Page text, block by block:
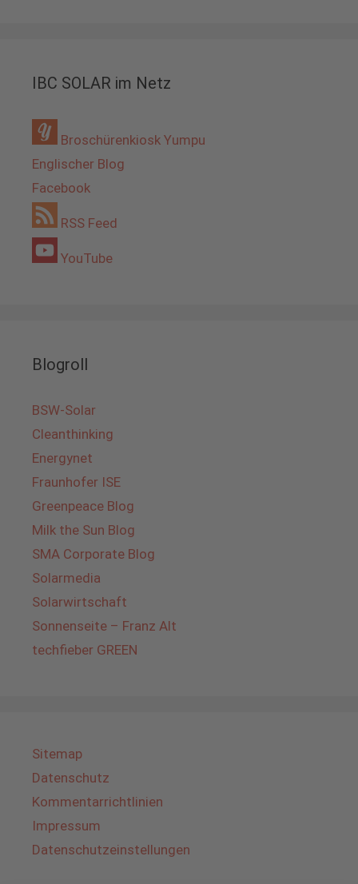
IBC SOLAR im Netz
Broschürenkiosk Yumpu
Englischer Blog
Facebook
RSS Feed
YouTube
Blogroll
BSW-Solar
Cleanthinking
Energynet
Fraunhofer ISE
Greenpeace Blog
Milk the Sun Blog
SMA Corporate Blog
Solarmedia
Solarwirtschaft
Sonnenseite – Franz Alt
techfieber GREEN
Sitemap
Datenschutz
Kommentarrichtlinien
Impressum
Datenschutzeinstellungen